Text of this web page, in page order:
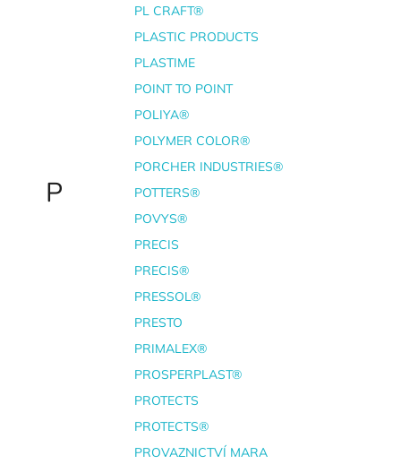
P
PL CRAFT®
PLASTIC PRODUCTS
PLASTIME
POINT TO POINT
POLIYA®
POLYMER COLOR®
PORCHER INDUSTRIES®
POTTERS®
POVYS®
PRECIS
PRECIS®
PRESSOL®
PRESTO
PRIMALEX®
PROSPERPLAST®
PROTECTS
PROTECTS®
PROVAZNICTVÍ MARA